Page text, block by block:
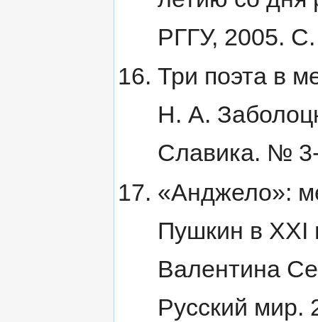
РГГУ, 2005.
Три поэта в
Н. А.
Славика. №
«Анджело»:
Пушкин в XXI
Валентина
Русский